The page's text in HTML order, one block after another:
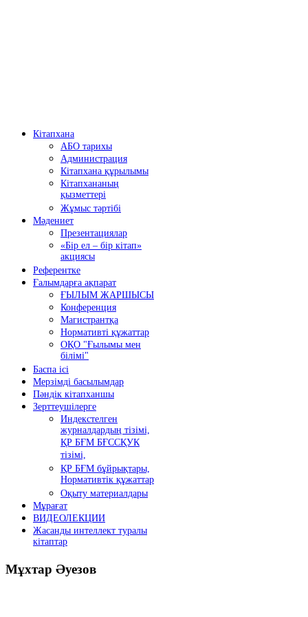
Кітапхана
АБО тарихы
Администрация
Кітапхана құрылымы
Кітапхананың
қызметтері
Жұмыс тәртібі
Мәдениет
Презентациялар
«Бір ел – бір кітап»
акциясы
Референтке
Ғалымдарға ақпарат
ҒЫЛЫМ ЖАРШЫСЫ
Конференция
Магистрантқа
Нормативті құжаттар
ОҚО "Ғылымы мен
білімі"
Баспа ісі
Мерзімді басылымдар
Пәндік кітапханшы
Зерттеушілерге
Индекстелген
журналдардың тізімі,
ҚР БҒМ БҒССҚУК
тізімі,
ҚР БҒМ бұйрықтары,
Нормативтік құжаттар
Оқыту материалдары
Мұрағат
ВИДЕОЛЕКЦИИ
Жасанды интеллект туралы
кітаптар
Мұхтар Әуезов